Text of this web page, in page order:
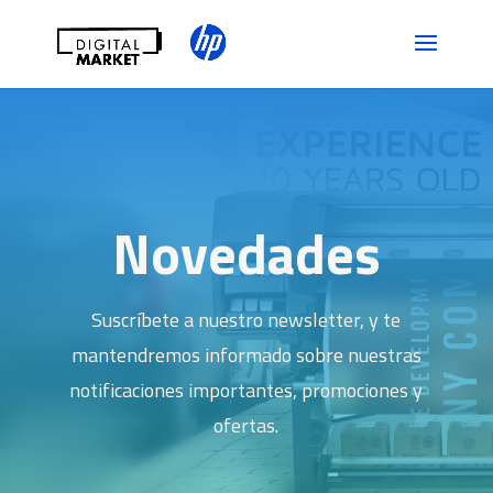
Novedades
Suscríbete a nuestro newsletter, y te
mantendremos informado sobre nuestras
notificaciones importantes, promociones y
ofertas.